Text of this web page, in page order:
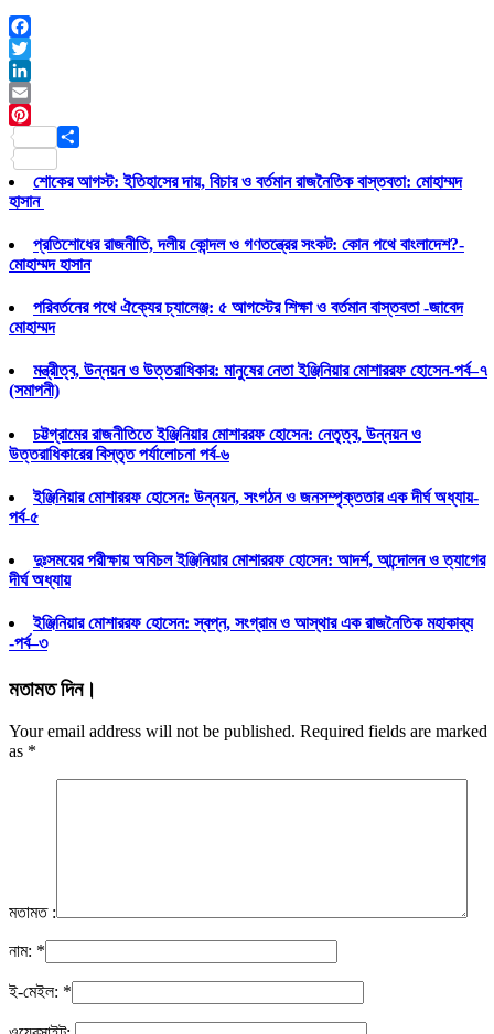
Facebook
Twitter
LinkedIn
Email
Pinterest
শোকের আগস্ট: ইতিহাসের দায়, বিচার ও বর্তমান রাজনৈতিক বাস্তবতা: মোহাম্মদ
হাসান
প্রতিশোধের রাজনীতি, দলীয় কোন্দল ও গণতন্ত্রের সংকট: কোন পথে বাংলাদেশ?-
মোহাম্মদ হাসান
পরিবর্তনের পথে ঐক্যের চ্যালেঞ্জ: ৫ আগস্টের শিক্ষা ও বর্তমান বাস্তবতা -জাবেদ
মোহাম্মদ
মন্ত্রীত্ব, উন্নয়ন ও উত্তরাধিকার: মানুষের নেতা ইঞ্জিনিয়ার মোশাররফ হোসেন-পর্ব–৭
(সমাপনী)
চট্টগ্রামের রাজনীতিতে ইঞ্জিনিয়ার মোশাররফ হোসেন: নেতৃত্ব, উন্নয়ন ও
উত্তরাধিকারের বিস্তৃত পর্যালোচনা পর্ব-৬
ইঞ্জিনিয়ার মোশাররফ হোসেন: উন্নয়ন, সংগঠন ও জনসম্পৃক্ততার এক দীর্ঘ অধ্যায়-
পর্ব-৫
দুঃসময়ের পরীক্ষায় অবিচল ইঞ্জিনিয়ার মোশাররফ হোসেন: আদর্শ, আন্দোলন ও ত্যাগের
দীর্ঘ অধ্যায়
ইঞ্জিনিয়ার মোশাররফ হোসেন: স্বপ্ন, সংগ্রাম ও আস্থার এক রাজনৈতিক মহাকাব্য
-পর্ব–৩
মতামত দিন।
Your email address will not be published. Required fields are marked
as *
মতামত :
নাম: *
ই-মেইল: *